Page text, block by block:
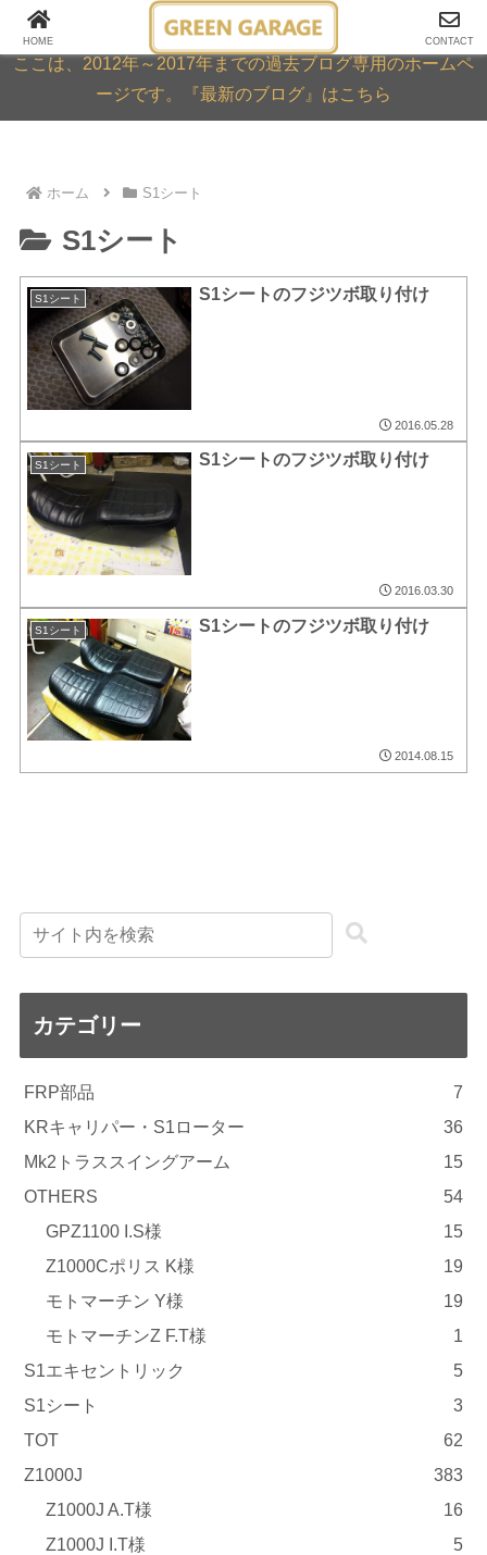
GREEN GARAGE ARCHIVE
ここは、2012年～2017年までの過去ブログ専用のホームペ
ージです。『最新のブログ』はこちら
ホーム S1シート
S1シート
S1シート S1シートのフジツボ取り付け
2016.05.28
S1シート S1シートのフジツボ取り付け
2016.03.30
S1シート S1シートのフジツボ取り付け
2014.08.15
カテゴリー
FRP部品
7
KRキャリパー・S1ローター
36
Mk2トラススイングアーム
15
OTHERS
54
GPZ1100 I.S様
15
Z1000Cポリス K様
19
モトマーチン Y様
19
モトマーチンZ F.T様
1
S1エキセントリック
5
S1シート
3
TOT
62
Z1000J
383
Z1000J A.T様
16
Z1000J I.T様
5
HOME CONTACT